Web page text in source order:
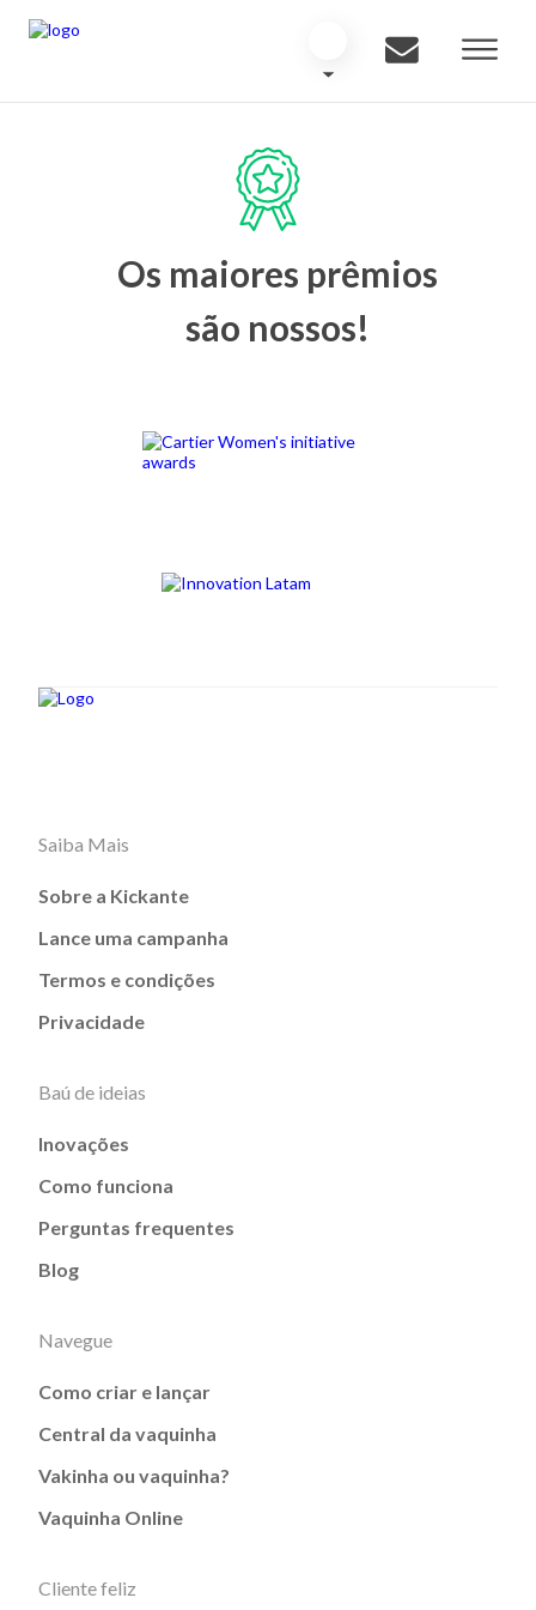
Os maiores prêmios
são nossos!
Saiba Mais
Sobre a Kickante
Lance uma campanha
Termos e condições
Privacidade
Baú de ideias
Inovações
Como funciona
Perguntas frequentes
Blog
Navegue
Como criar e lançar
Central da vaquinha
Vakinha ou vaquinha?
Vaquinha Online
Cliente feliz